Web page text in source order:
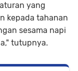
yang
kepada tahanan
sesama napi
tutupnya.